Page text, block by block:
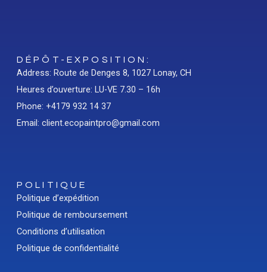
DÉPÔT-EXPOSITION:
Address: Route de Denges 8, 1027 Lonay, CH
Heures d’ouverture: LU-VE 7.30 – 16h
Phone: +4179 932 14 37
Email: client.ecopaintpro@gmail.com
POLITIQUE
Politique d’expédition
Politique de remboursement
Conditions d’utilisation
Politique de confidentialité